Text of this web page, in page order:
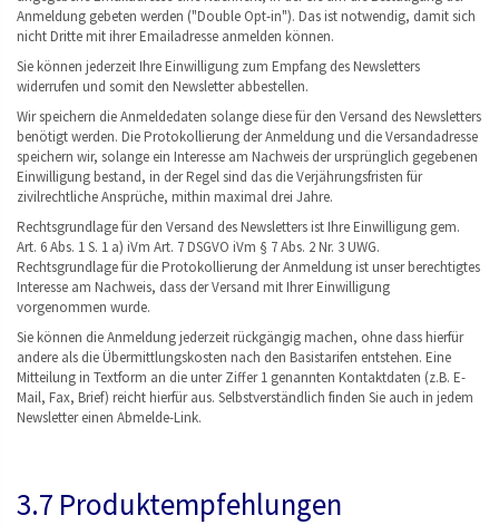
Anmeldung gebeten werden ("Double Opt-in"). Das ist notwendig, damit sich
nicht Dritte mit ihrer Emailadresse anmelden können.
Sie können jederzeit Ihre Einwilligung zum Empfang des Newsletters
widerrufen und somit den Newsletter abbestellen.
Wir speichern die Anmeldedaten solange diese für den Versand des Newsletters
benötigt werden. Die Protokollierung der Anmeldung und die Versandadresse
speichern wir, solange ein Interesse am Nachweis der ursprünglich gegebenen
Einwilligung bestand, in der Regel sind das die Verjährungsfristen für
zivilrechtliche Ansprüche, mithin maximal drei Jahre.
Rechtsgrundlage für den Versand des Newsletters ist Ihre Einwilligung gem.
Art. 6 Abs. 1 S. 1 a) iVm Art. 7 DSGVO iVm § 7 Abs. 2 Nr. 3 UWG.
Rechtsgrundlage für die Protokollierung der Anmeldung ist unser berechtigtes
Interesse am Nachweis, dass der Versand mit Ihrer Einwilligung
vorgenommen wurde.
Sie können die Anmeldung jederzeit rückgängig machen, ohne dass hierfür
andere als die Übermittlungskosten nach den Basistarifen entstehen. Eine
Mitteilung in Textform an die unter Ziffer 1 genannten Kontaktdaten (z.B. E-
Mail, Fax, Brief) reicht hierfür aus. Selbstverständlich finden Sie auch in jedem
Newsletter einen Abmelde-Link.
3.7 Produktempfehlungen